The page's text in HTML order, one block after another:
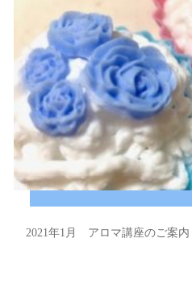
2021年1月 アロマ講座のご案内